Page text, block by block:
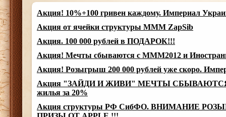
Акция! 10%+100 гривен каждому. Империал
Акция от ячейки структуры MMM ZapSib
Акция. 100 000 рублей в ПОДАРОК!!!
Акция! Мечты сбываются с МММ2012 и
Акция! Розыгрыш 200 000 рублей уже скоро.
Акция "ЗАЙДИ И ЖИВИ" МЕЧТЫ
жилья за 20%
Акция структуры РФ СибФО. ВНИМАНИЕ